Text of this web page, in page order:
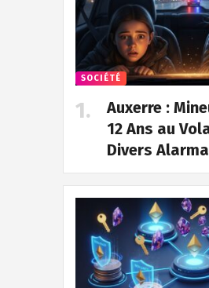
SOCIÉTÉ
Auxerre :
12 Ans au
Divers